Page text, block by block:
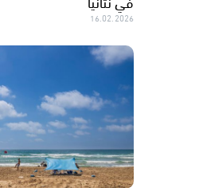
16.02.2026